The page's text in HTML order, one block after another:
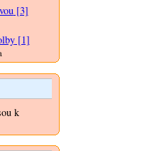
[3]
[1]
k